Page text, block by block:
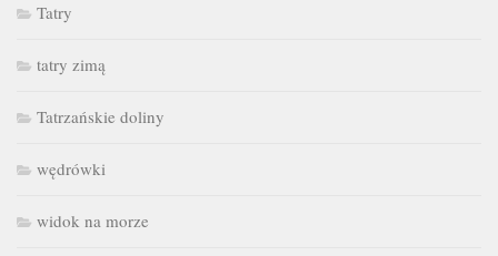
Tatry
tatry zimą
Tatrzańskie doliny
wędrówki
widok na morze